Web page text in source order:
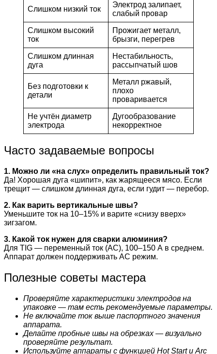
Слишком низкий ток
Электрод залипает,
слабый провар
Слишком высокий
ток
Прожигает металл,
брызги, перегрев
Слишком длинная
дуга
Нестабильность,
рассыпчатый шов
Без подготовки к
детали
Металл ржавый,
плохо
проваривается
Не учтён диаметр
электрода
Дугообразование
некорректное
Часто задаваемые вопросы
1. Можно ли «на слух» определить правильный ток?
Да! Хорошая дуга «шипит», как жарящееся мясо. Если
трещит — слишком длинная дуга, если гудит — перебор.
2. Как варить вертикальные швы?
Уменьшите ток на 10–15% и варите «снизу вверх»
зигзагом.
3. Какой ток нужен для сварки алюминия?
Для TIG — переменный ток (AC), 100–150 А в среднем.
Аппарат должен поддерживать AC режим.
Полезные советы мастера
Проверяйте характеристики электродов на
упаковке — там есть рекомендуемые параметры.
Не включайте ток выше паспортного значения
аппарата.
Делайте пробные швы на обрезках — визуально
проверяйте результат.
Используйте аппараты с функцией Hot Start и Arc